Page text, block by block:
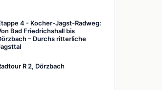
4 - Kocher-Jagst-Radweg:
Bad Friedrichshall bis
– Durchs ritterliche
R 2, Dörzbach